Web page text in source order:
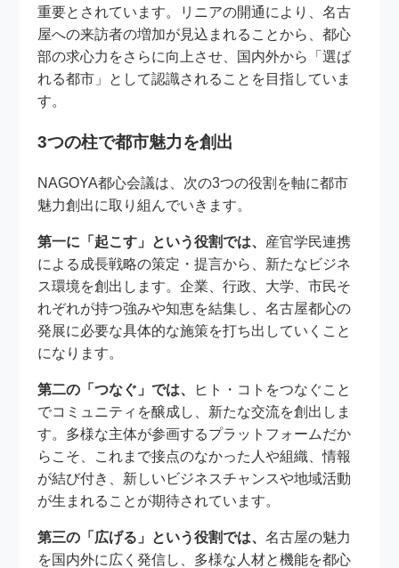
重要とされています。リニアの開通により、名古
屋への来訪者の増加が見込まれることから、都心
部の求心力をさらに向上させ、国内外から「選ば
れる都市」として認識されることを目指していま
す。
3つの柱で都市魅力を創出
NAGOYA都心会議は、次の3つの役割を軸に都市
魅力創出に取り組んでいきます。
第一に「起こす」という役割では、 産官学民連携
による成長戦略の策定・提言から、新たなビジネ
ス環境を創出します。企業、行政、大学、市民そ
れぞれが持つ強みや知恵を結集し、名古屋都心の
発展に必要な具体的な施策を打ち出していくこと
になります。
第二の「つなぐ」では、
ヒト・コトをつなぐこと
でコミュニティを醸成し、新たな交流を創出しま
す。多様な主体が参画するプラットフォームだか
らこそ、これまで接点のなかった人や組織、情報
が結び付き、新しいビジネスチャンスや地域活動
が生まれることが期待されています。
第三の「広げる」という役割では、名古屋の魅力
を国内外に広く発信し、多様な人材と機能を都心